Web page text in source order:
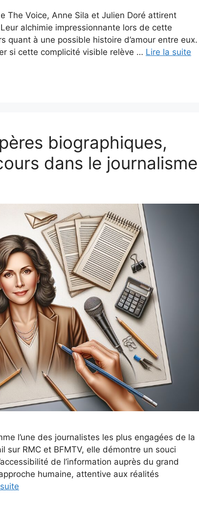
The Voice, Anne Sila et Julien Doré attirent
alchimie impressionnante lors de cette
quant à une possible histoire d’amour entre eux.
si cette complicité visible relève … Lire la suite
biographiques,
dans le journalisme
l’une des journalistes les plus engagées de la
sur RMC et BFMTV, elle démontre un souci
de l’information auprès du grand
humaine, attentive aux réalités